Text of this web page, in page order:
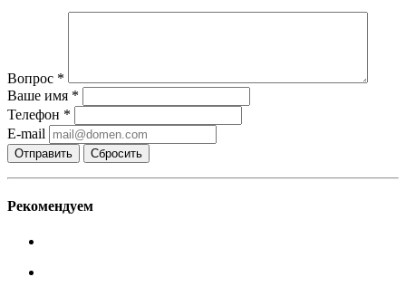
Вопрос *
Ваше имя *
Телефон *
E-mail
Сбросить
Рекомендуем